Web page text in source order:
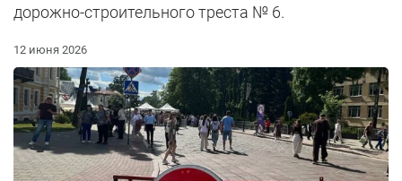
дорожно-строительного треста № 6.
12 июня 2026